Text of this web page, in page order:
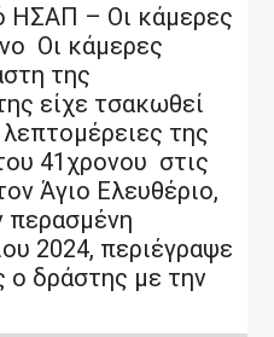
ΗΣΑΠ – Οι κάμερες
Οι κάμερες
της
είχε τσακωθεί
της
41χρονου στις
Άγιο Ελευθέριο,
περασμένη
2024, περιέγραψε
ο δράστης με την